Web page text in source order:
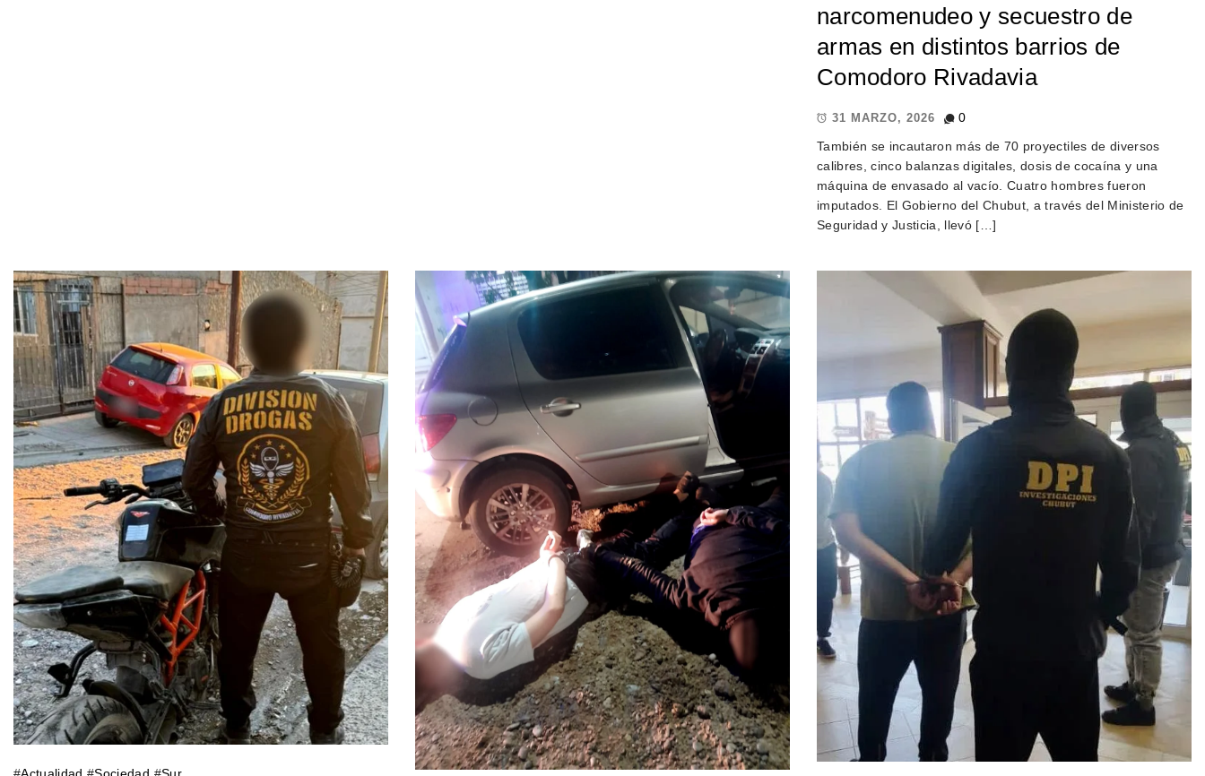
narcomenudeo y secuestro de
armas en distintos barrios de
Comodoro Rivadavia
31 MARZO, 2026
0
También se incautaron más de 70 proyectiles de diversos
calibres, cinco balanzas digitales, dosis de cocaína y una
máquina de envasado al vacío. Cuatro hombres fueron
imputados. El Gobierno del Chubut, a través del Ministerio de
Seguridad y Justicia, llevó […]